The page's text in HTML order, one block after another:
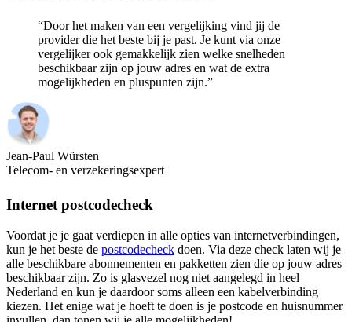
“Door het maken van een vergelijking vind jij de
provider die het beste bij je past. Je kunt via onze
vergelijker ook gemakkelijk zien welke snelheden
beschikbaar zijn op jouw adres en wat de extra
mogelijkheden en pluspunten zijn.”
Jean-Paul Würsten
Telecom- en verzekeringsexpert
Internet postcodecheck
Voordat je je gaat verdiepen in alle opties van internetverbindingen,
kun je het beste de postcodecheck doen. Via deze check laten wij je
alle beschikbare abonnementen en pakketten zien die op jouw adres
beschikbaar zijn. Zo is glasvezel nog niet aangelegd in heel
Nederland en kun je daardoor soms alleen een kabelverbinding
kiezen. Het enige wat je hoeft te doen is je postcode en huisnummer